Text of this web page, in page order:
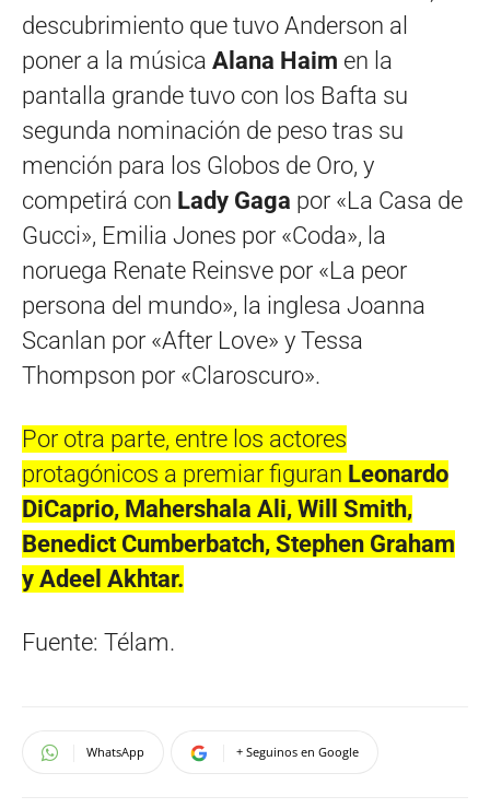
descubrimiento que tuvo Anderson al
poner a la música Alana Haim en la
pantalla grande tuvo con los Bafta su
segunda nominación de peso tras su
mención para los Globos de Oro, y
competirá con Lady Gaga por «La Casa de
Gucci», Emilia Jones por «Coda», la
noruega Renate Reinsve por «La peor
persona del mundo», la inglesa Joanna
Scanlan por «After Love» y Tessa
Thompson por «Claroscuro».
Por otra parte, entre los actores
protagónicos a premiar figuran Leonardo
DiCaprio, Mahershala Ali, Will Smith,
Benedict Cumberbatch, Stephen Graham
y Adeel Akhtar.
Fuente: Télam.
WhatsApp + Seguinos en Google